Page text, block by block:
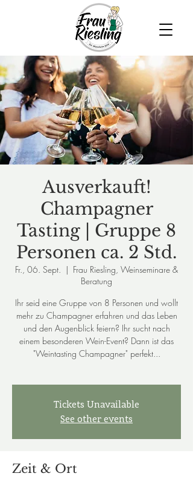
Ausverkauft!
Champagner
Tasting | Gruppe 8
Personen ca. 2 Std.
Fr., 06. Sept.
  |
Frau Riesling, Weinseminare &
Beratung
Ihr seid eine Gruppe von 8 Personen und wollt
mehr zu Champagner erfahren und das Leben
und den Augenblick feiern? Ihr sucht nach
einem besonderen Wein-Event? Dann ist das
"Weintasting Champagner" perfekt...
Tickets Unavailable
See other events
Zeit & Ort